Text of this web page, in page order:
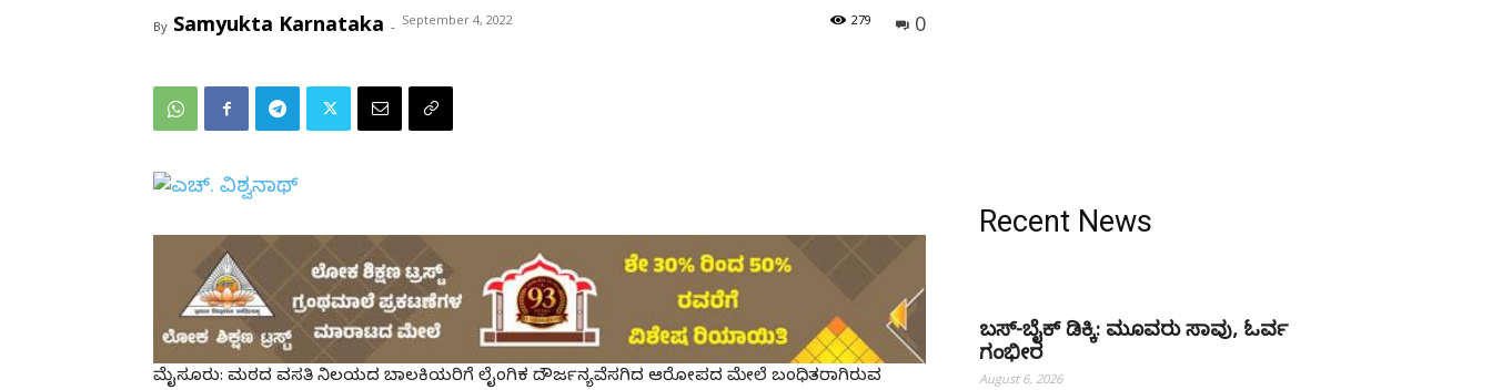
By Samyukta Karnataka - September 4, 2022 0
279
ಮೈಸೂರು: ಮಠದ ವಸತಿ ನಿಲಯದ ಬಾಲಕಿಯರಿಗೆ ಲೈಂಗಿಕ ದೌರ್ಜನ್ಯವೆಸಗಿದ ಆರೋಪದ ಮೇಲೆ ಬಂಧಿತರಾಗಿರುವ
Recent News
ಬಸ್-ಬೈಕ್ ಡಿಕ್ಕಿ: ಮೂವರು ಸಾವು, ಓರ್ವ
ಗಂಭೀರ
August 6, 2026